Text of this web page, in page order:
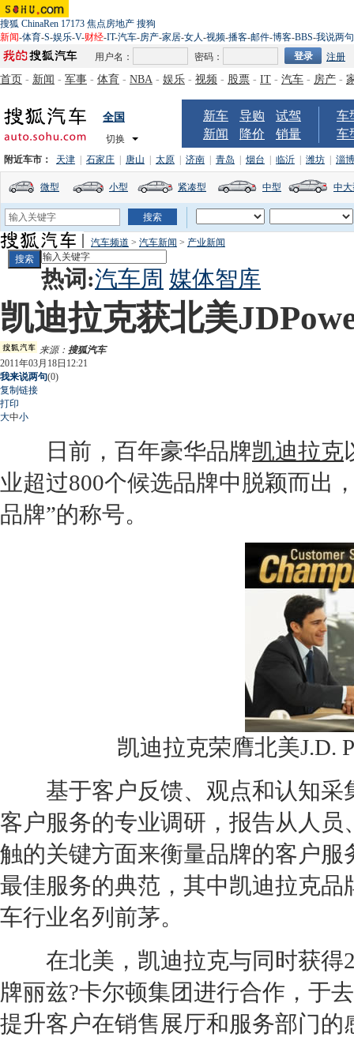
搜狐 ChinaRen 17173 焦点房地产 搜狗
新闻-体育-S-娱乐-V-财经-IT-汽车-房产-家居-女人-视频-播客-邮件-博客-BBS-我说两句
用户名：
密码： 注册
首页 - 新闻 - 军事 - 体育 - NBA - 娱乐 - 视频 - 股票 - IT - 汽车 - 房产 -
全国
切换
新车 导购
试驾
新闻
降价 销量
车
车
附近车市： 天津 石家庄 唐山 太原 济南 青岛 烟台 临沂 潍坊 淄博
微型 小型 紧凑型 中型 中
汽车频道 > 汽车新闻 > 产业新闻
热词:汽车周 媒体智库
凯迪拉克获北美
来源： 搜狐汽车
2011年03月18日12:21
我来说两句(0)
复制链接
打印
大中小
日前，百年豪华品牌凯迪拉克
业超过800个候选品牌中脱颖而出
品牌”的称号。
凯迪拉克荣膺北美J.D.
基于客户反馈、观点和认知采
客户服务的专业调研，报告从人
触的关键方面来衡量品牌的客户
最佳服务的典范，其中凯迪拉克品
车行业名列前茅。
在北美， 凯迪拉克与同时获得
牌丽兹?卡尔顿集团进行合作，于
提升客户在销售展厅和服务部门的